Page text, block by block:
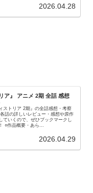
2026.04.28
ア』 アニメ 2期 全話 感想
ストリア 2期』の全話感想・考察
話の詳しいレビュー・感想や原作
ていくので、ぜひブックマークし
○作品概要・あら...
2026.04.29